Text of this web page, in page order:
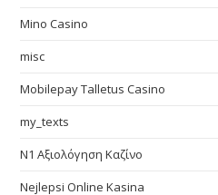
Mino Casino
misc
Mobilepay Talletus Casino
my_texts
N1 Αξιολόγηση Καζίνο
Nejlepsi Online Kasina